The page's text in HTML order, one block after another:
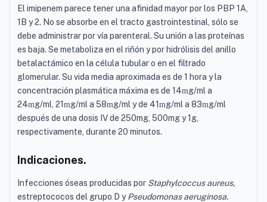
El imipenem parece tener una afinidad mayor por los PBP 1A,
1B y 2. No se absorbe en el tracto gastrointestinal, sólo se
debe administrar por vía parenteral. Su unión a las proteínas
es baja. Se metaboliza en el riñón y por hidrólisis del anillo
betalactámico en la célula tubular o en el filtrado
glomerular. Su vida media aproximada es de 1 hora y la
concentración plasmática máxima es de 14mg/ml a
24mg/ml, 21 mg/ml a 58mg/ml y de 41 mg/ml a 83mg/ml
después de una dosis IV de 250mg, 500mg y 1g,
respectivamente, durante 20 minutos.
Indicaciones.
Infecciones óseas producidas por Staphylcoccus aureus,
estreptococos del grupo D yPseudomonas aeruginosa.